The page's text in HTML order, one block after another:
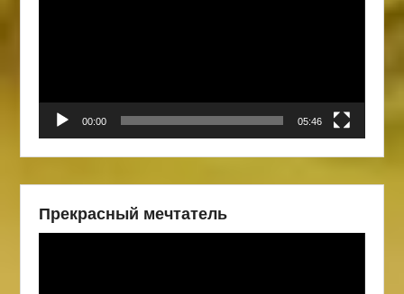
00:00 05:46
Прекрасный мечтатель